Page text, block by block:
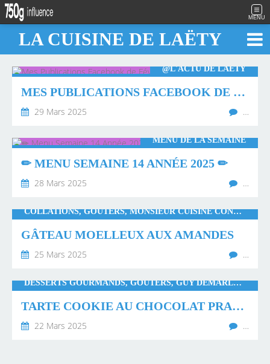
MENU
LA CUISINE DE LAËTY
@L'ACTU DE LAËTY
MES PUBLICATIONS FACEBOOK DE FÉVRIER 2025 🌤
29 Mars 2025 …
MENU DE LA SEMAINE
✏ MENU SEMAINE 14 ANNÉE 2025 ✏
28 Mars 2025 …
COLLATIONS, GOÛTERS, MONSIEUR CUISINE CONNECT, THERMOMIX
GÂTEAU MOELLEUX AUX AMANDES
25 Mars 2025 …
DESSERTS GOURMANDS, GOÛTERS, GUY DEMARLE, PÂTISSERIES, THERMOMIX, MONSIEUR CUISINE CONNECT
TARTE COOKIE AU CHOCOLAT PRALINÉ
22 Mars 2025 …